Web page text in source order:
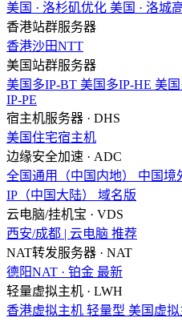
美国 · 洛杉矶优化 美国 · 洛城
香港站群服务器
香港沙田NTT
美国站群服务器
美国多IP-BT 美国多IP-HE 美
IP-PE
宿主机服务器 · DHS
美国住宅宿主机
边缘安全加速 · ADC
全国通用（中国内地）
中国境
IP（中国大陆）
域名版
云电脑/挂机宝 · VDS
西安/成都 | 云电脑 推荐
NAT转发服务器 · NAT
德阳NAT · 铂金 最新
轻量虚拟主机 · LWH
香港虚拟主机 轻量型 美国虚